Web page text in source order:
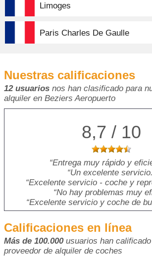
Limoges
Paris Charles De Gaulle
Nuestras calificaciones
12 usuarios nos han clasificado para
alquiler en Beziers Aeropuerto
8,7 / 10
Entrega muy rápido y
Un excelente servicio.
Excelente servicio - coche y
No hay problemas muy
Excelente servicio y coche de
Calificaciones en línea
Más de 100.000usuarios han
proveedor de alquiler de coches